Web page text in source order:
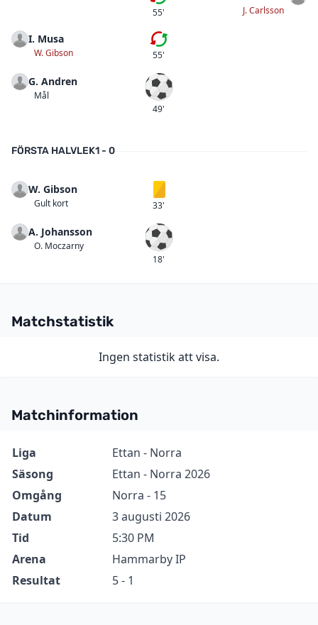
55' J. Carlsson
I. Musa
W. Gibson
Första bytet
55'
G. Andren
Mål Mål
49'
FÖRSTA HALVLEK1 - 0
W. Gibson
Gult kort
Gult kort
33'
A. Johansson
O. Moczarny Mål
18'
Matchstatistik
Ingen statistik att visa.
Matchinformation
Information Värde
Liga
Ettan - Norra
Säsong
Ettan - Norra 2026
Omgång
Norra - 15
Datum
3 augusti 2026
Tid
5:30 PM
Arena
Hammarby IP
Resultat
5 - 1